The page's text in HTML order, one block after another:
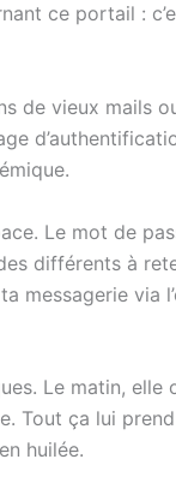
ce portail :
de vieux mails
Le mot de
différents à
messagerie via
Le matin, elle
Tout ça lui
huilée.